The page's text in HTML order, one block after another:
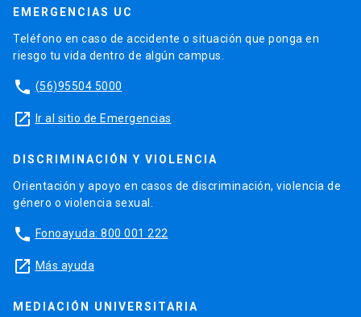
EMERGENCIAS UC
Teléfono en caso de accidente o situación que ponga en
riesgo tu vida dentro de algún campus.
phone (56)95504 5000
launch Ir al sitio de Emergencias
DISCRIMINACIÓN Y VIOLENCIA
Orientación y apoyo en casos de discriminación, violencia de
género o violencia sexual.
phone Fonoayuda: 800 001 222
launch Más ayuda
MEDIACIÓN UNIVERSITARIA